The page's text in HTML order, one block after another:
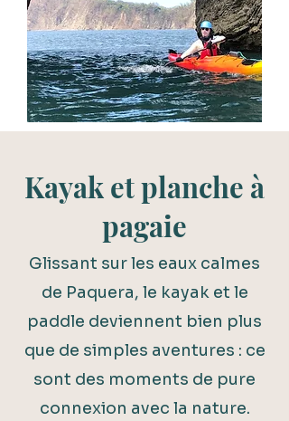
Kayak et planche à
pagaie
Glissant sur les eaux calmes
de Paquera, le kayak et le
paddle deviennent bien plus
que de simples aventures : ce
sont des moments de pure
connexion avec la nature.